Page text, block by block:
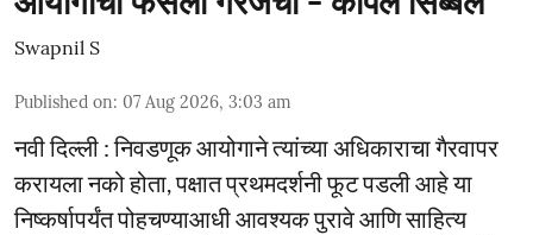
Swapnil S
Published on: 07 Aug 2026, 3:03 am
नवी दिल्ली : निवडणूक आयोगाने त्यांच्या अधिकाराचा गैरवापर
करायला नको होता, पक्षात प्रथमदर्शनी फूट पडली आहे या
निष्कर्षापर्यंत पोहचण्याआधी आवश्यक पुरावे आणि साहित्य